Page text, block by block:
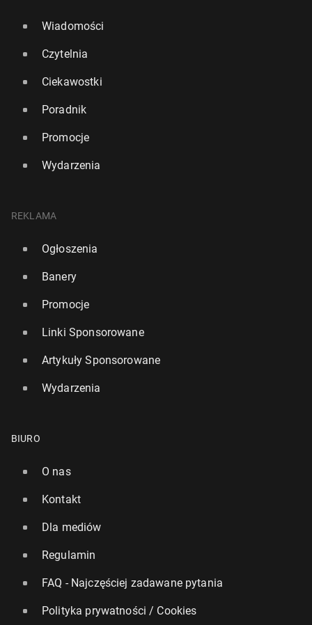
Wiadomości
Czytelnia
Ciekawostki
Poradnik
Promocje
Wydarzenia
REKLAMA
Ogłoszenia
Banery
Promocje
Linki Sponsorowane
Artykuły Sponsorowane
Wydarzenia
BIURO
O nas
Kontakt
Dla mediów
Regulamin
FAQ - Najczęściej zadawane pytania
Polityka prywatności / Cookies